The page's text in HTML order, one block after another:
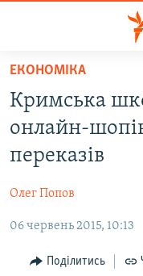
Перейти
основного
матеріалу
до
основної
Перейти
пошуку
ВОДА.КРИМ
ВІДЕО ТА ФОТО
БЛОГИ
ПОГЛЯД
ІНТЕРВ'Ю
ЕКОНОМІКА
Кримська
онлайн-
переказів
Олег Попов
06 червень 2015, 10:13
Поділитись